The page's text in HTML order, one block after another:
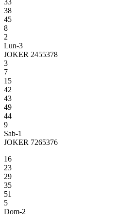
38
45
8
2
Lun-3
JOKER 2455378
3
7
15
42
43
49
44
9
Sab-1
JOKER 7265376
16
23
29
35
51
5
Dom-2